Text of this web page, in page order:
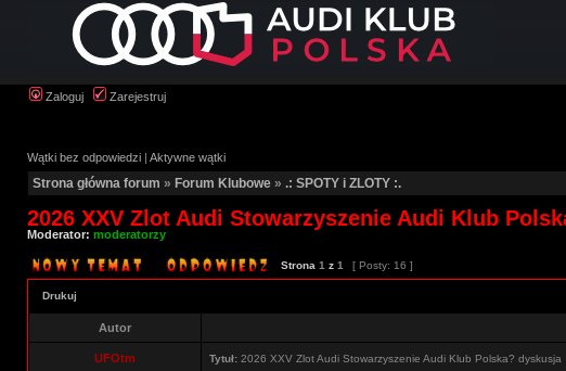
Zaloguj Zarejestruj
Wątki bez odpowiedzi | Aktywne wątki
Strona główna forum » Forum Klubowe » .: SPOTY i ZLOTY :.
2026 XXV Zlot Audi Stowarzyszenie Audi Klub
Moderator: moderatorzy
Strona 1 z 1 [ Posty: 16 ]
Drukuj
Autor
UFOtm Tytuł: 2026 XXV Zlot Audi Stowarzyszenie Audi Klub Polska? dyskusja